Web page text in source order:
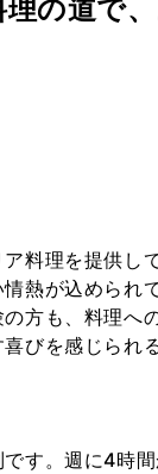
の道で
料理を提供し
熱が込められ
方も、料理へ
びを感じられ
す。週に4時